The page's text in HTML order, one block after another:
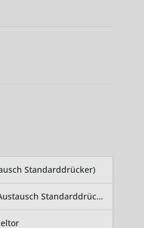
Standarddrücker)
Standarddrücker)